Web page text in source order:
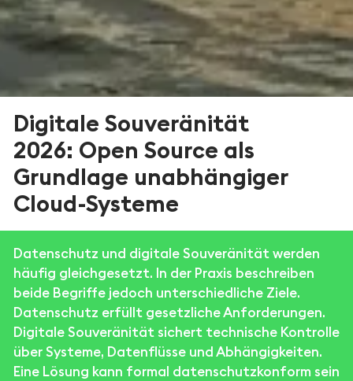
Digitale Souveränität
2026: Open Source als
Grundlage unabhängiger
Cloud-Systeme
Datenschutz und digitale Souveränität werden
häufig gleichgesetzt. In der Praxis beschreiben
beide Begriffe jedoch unterschiedliche Ziele.
Datenschutz erfüllt gesetzliche Anforderungen.
Digitale Souveränität sichert technische Kontrolle
über Systeme, Datenflüsse und Abhängigkeiten.
Eine Lösung kann formal datenschutzkonform sein